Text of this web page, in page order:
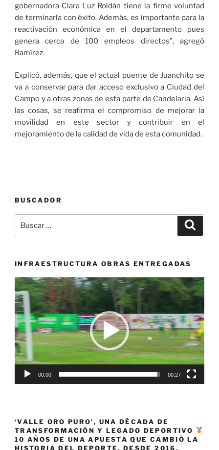
gobernadora Clara Luz Roldán tiene la firme voluntad
de terminarla con éxito. Además, es importante para la
reactivación económica en el departamento pues
genera cerca de 100 empleos directos”, agregó
Ramírez.
Explicó, además, que el actual puente de Juanchito se
va a conservar para dar acceso exclusivo a Ciudad del
Campo y a otras zonas de esta parte de Candelaria. Así
las cosas, se reafirma el compromiso de mejorar la
movilidad en este sector y contribuir en el
mejoramiento de la calidad de vida de esta comunidad.
BUSCADOR
por:
INFRAESTRUCTURA OBRAS ENTREGADAS
Reproductor
de
vídeo
00:00 00:27
‘VALLE ORO PURO’, UNA DÉCADA DE
TRANSFORMACIÓN Y LEGADO DEPORTIVO
10 AÑOS DE UNA APUESTA QUE CAMBIÓ LA
HISTORIA DEL DEPORTE. DESDE 2016,